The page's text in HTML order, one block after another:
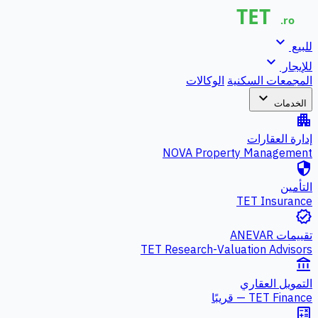
للبيع expand_more
للإيجار expand_more
المجمعات السكنية الوكالات
الخدمات expand_more
apartment
إدارة العقارات
NOVA Property Management
security
التأمين
TET Insurance
verified
تقييمات ANEVAR
TET Research-Valuation Advisors
account_balance
التمويل العقاري
TET Finance — قريبًا
calculate